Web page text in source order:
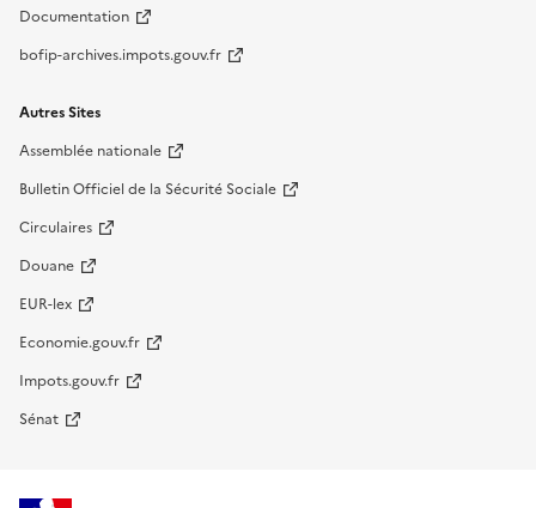
Documentation
bofip-archives.impots.gouv.fr
Autres Sites
Assemblée nationale
Bulletin Officiel de la Sécurité Sociale
Circulaires
Douane
EUR-lex
Economie.gouv.fr
Impots.gouv.fr
Sénat